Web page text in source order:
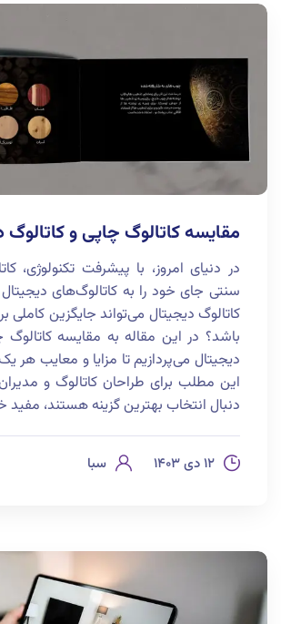
مقایسه کاتالوگ چاپی و کاتالوگ
در دنیای امروز، با پیشرفت تکنولوژی،
سنتی جای خود را به کاتالوگ‌های دیجیتال
کاتالوگ دیجیتال می‌تواند جایگزین
باشد؟ در این مقاله به مقایسه کاتالوگ
دیجیتال می‌پردازیم تا مزایا و معایب هر
این مطلب برای طراحان کاتالوگ و
دنبال انتخاب بهترین گزینه هستند، مفید
۱۲ دی ۱۴۰۳ سبا